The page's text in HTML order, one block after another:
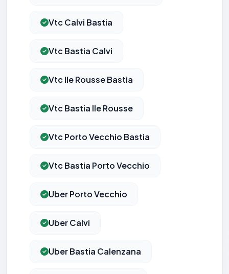
Vtc Calvi Bastia
Vtc Bastia Calvi
Vtc Ile Rousse Bastia
Vtc Bastia Ile Rousse
Vtc Porto Vecchio Bastia
Vtc Bastia Porto Vecchio
Uber Porto Vecchio
Uber Calvi
Uber Bastia Calenzana